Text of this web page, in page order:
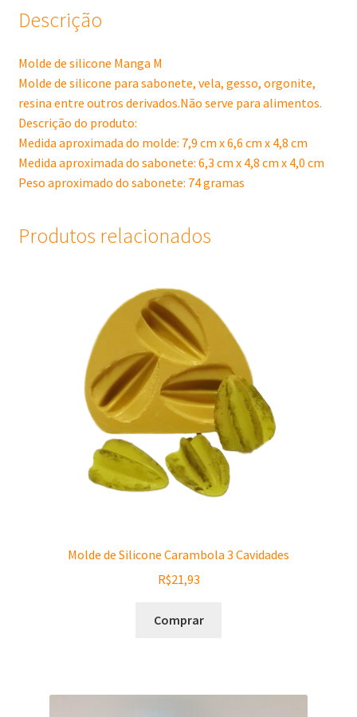
Descrição
Molde de silicone Manga M
Molde de silicone para sabonete, vela, gesso, orgonite,
resina entre outros derivados.Não serve para alimentos.
Descrição do produto:
Medida aproximada do molde: 7,9 cm x 6,6 cm x 4,8 cm
Medida aproximada do sabonete: 6,3 cm x 4,8 cm x 4,0 cm
Peso aproximado do sabonete: 74 gramas
Produtos relacionados
Molde de Silicone Carambola 3 Cavidades
R$21,93
Comprar